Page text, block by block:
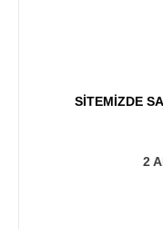
SİTEMİZDE
2